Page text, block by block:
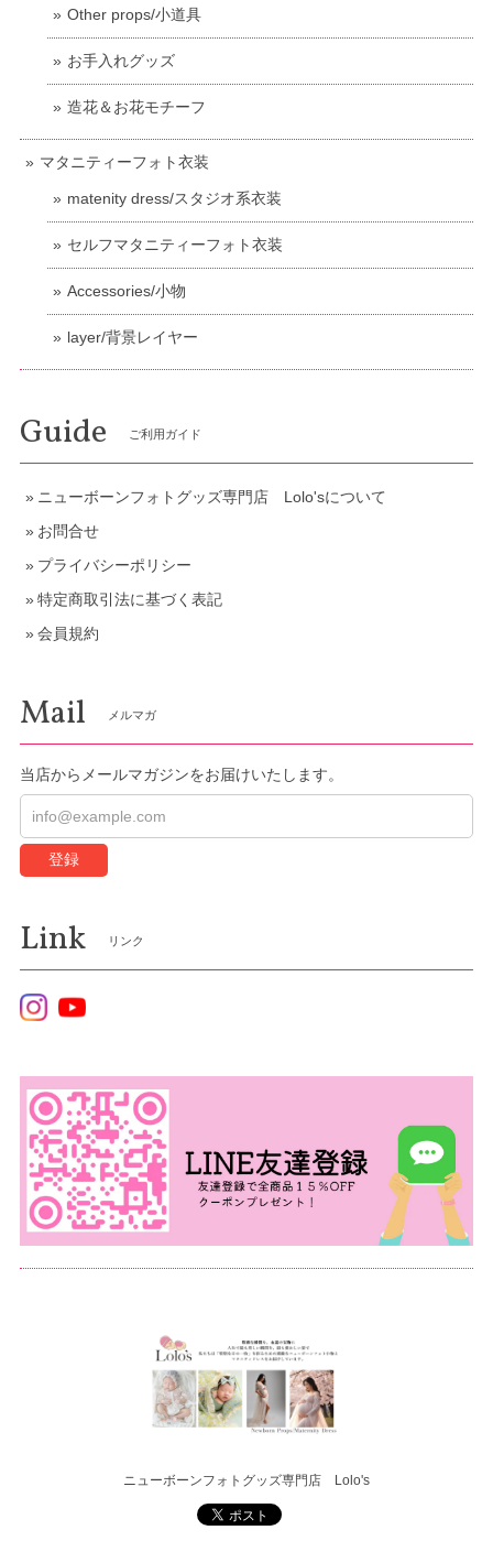
Other props/小道具
お手入れグッズ
造花＆お花モチーフ
マタニティーフォト衣装
matenity dress/スタジオ系衣装
セルフマタニティーフォト衣装
Accessories/小物
layer/背景レイヤー
Guide ご利用ガイド
ニューボーンフォトグッズ専門店 Lolo'sについて
お問合せ
プライバシーポリシー
特定商取引法に基づく表記
会員規約
Mail メルマガ
当店からメールマガジンをお届けいたします。
登録
Link リンク
ニューボーンフォトグッズ専門店 Lolo's